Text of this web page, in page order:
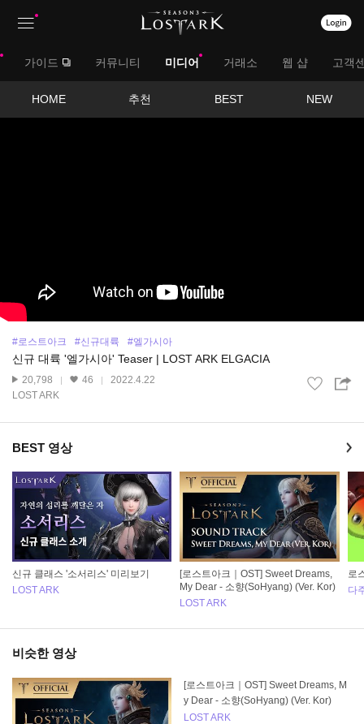
상
대
가이드 커뮤니티 미디어 거래소 웹 샵 고객
HOME 추천 BEST NEW
#로스트아크 #신규대륙 #엘가시아
신규 대륙 '엘가시아' Teaser | LOST ARK ELGACIA
20,798 46
2022.4.22
LOST ARK
BEST 영상
신규 클래스 '소서리스' 미리보기
LOST ARK
[로스트아크｜OST] Sweet Dreams,
My Dear - 소향(SoHyang) (Ver. Kor)
LOST ARK
로
다
비슷한 영상
[로스트아크｜OST] Sweet Dreams, M
y Dear - 소향(SoHyang) (Ver. Kor)
LOST ARK